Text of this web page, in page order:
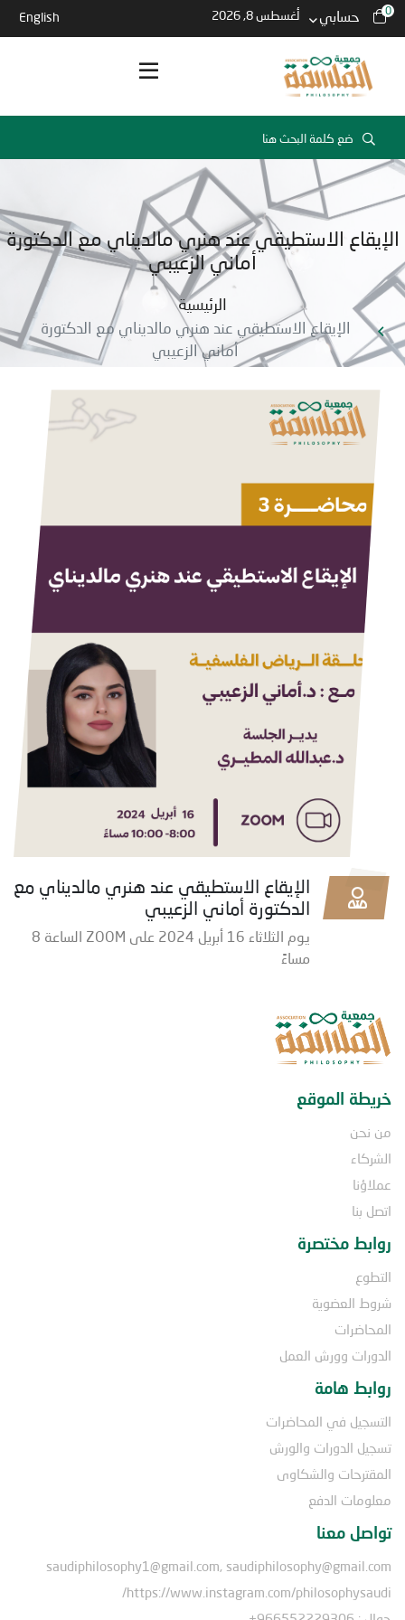
0 حسابي أغسطس 8, 2026 English
الإيقاع الاستطيقي عند هنري مالديناي مع الدكتورة
أماني الزعيبي
الرئيسية
الإيقاع الاستطيقي عند هنري مالديناي مع الدكتورة
أماني الزعيبي
الإيقاع الاستطيقي عند هنري مالديناي مع
الدكتورة أماني الزعيبي
يوم الثلاثاء 16 أبريل 2024 على ZOOM الساعة 8
مساءً
خريطة الموقع
من نحن
الشركاء
عملاؤنا
اتصل بنا
روابط مختصرة
التطوع
شروط العضوية
المحاضرات
الدورات وورش العمل
روابط هامة
التسجيل في المحاضرات
تسجيل الدورات والورش
المقترحات والشكاوى
معلومات الدفع
تواصل معنا
saudiphilosophy1@gmail.com, saudiphilosophy@gmail.com
https://www.instagram.com/philosophysaudi/